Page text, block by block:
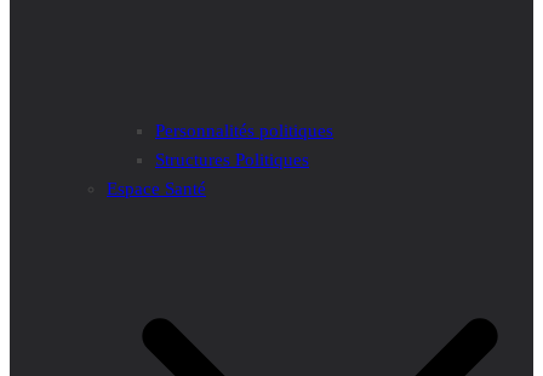
Personnalités politiques
Structures Politiques
Espace Santé